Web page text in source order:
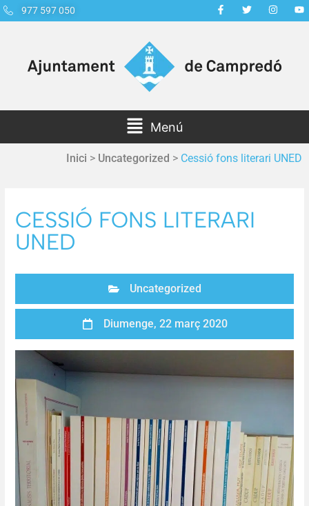
977 597 050
Menú
Inici > Uncategorized > Cessió fons literari UNED
CESSIÓ FONS LITERARI
UNED
Uncategorized
Diumenge, 22 març 2020